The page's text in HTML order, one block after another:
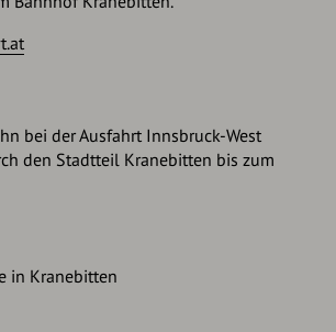
Brandjochboden und von hier aus
auf den Achselkopf. Von hier führt
(Trittsicherheit!) über das Höttinger
zurück nach Kranebitten.
bei der Ausfahrt Innsbruck-West
den Stadtteil Kranebitten bis zum
in Kranebitten